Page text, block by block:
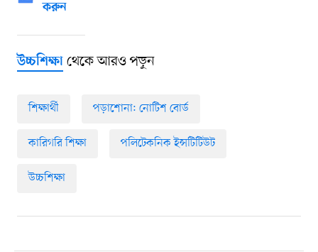
করুন
উচ্চশিক্ষাথেকে আরও পড়ুন
শিক্ষার্থী পড়াশোনা: নোটিশ বোর্ড
কারিগরি শিক্ষা পলিটেকনিক ইন্সটিটিউট
উচ্চশিক্ষা